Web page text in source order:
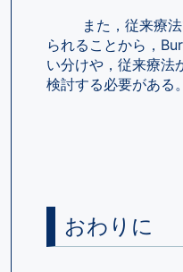
られることから，
い分けや，従来療法
検討する必要がある。
おわりに